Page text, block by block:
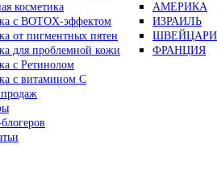
косметика
с BOTOX-эффектом
от пигментных пятен
для проблемной кожи
с Ретинолом
с витамином С
АМЕРИКА
ИЗРАИЛЬ
ФРАНЦИЯ